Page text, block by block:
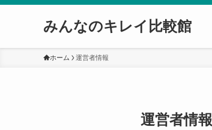
みんなのキレイ比較館
ホーム 運営者情報
運営者情報